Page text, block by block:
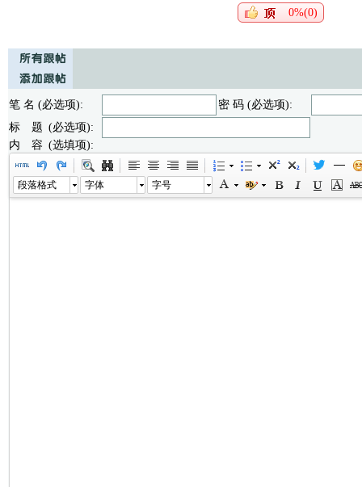
0%(0)
笔 名 (必选项):
密 码 (必选项):
标 题 (必选项):
内 容 (选填项):
段落格式 字体 字号